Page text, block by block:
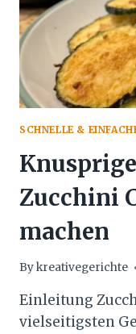
SCHNELLE &
Zucchini
machen
Bykreativegerichte
Einleitung
vielseitigsten